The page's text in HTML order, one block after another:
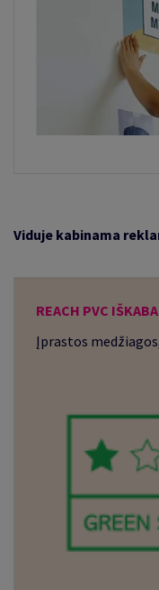
Viduje kabinama
REACH PVC IŠKABA
Įprastos